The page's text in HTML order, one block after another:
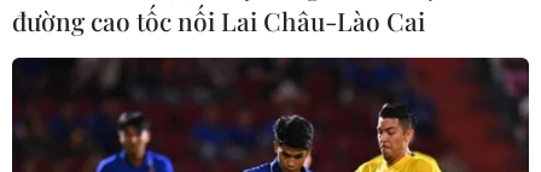
đường cao tốc nối Lai Châu-Lào Cai